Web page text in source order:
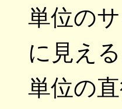
単位の
に見える
単位の